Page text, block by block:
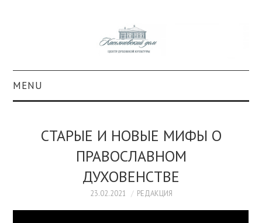
MENU
КОЛЛЕКЦИИ
СТАРЫЕ И НОВЫЕ МИФЫ О
ПРАВОСЛАВНОМ
ДУХОВЕНСТВЕ
23.02.2021 РЕДАКЦИЯ